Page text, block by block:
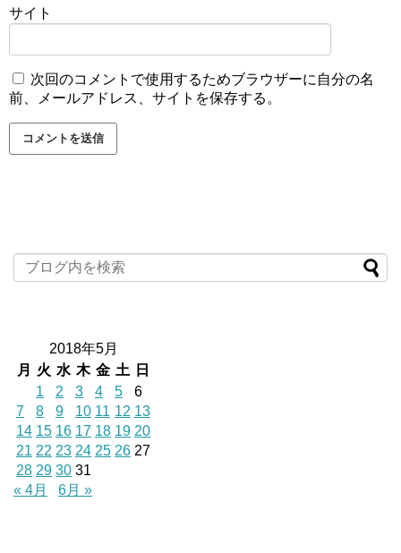
サイト
次回のコメントで使用するためブラウザーに自分の名
前、メールアドレス、サイトを保存する。
2018年5月
月
火 水 木 金 土
日
1
2 3 4 5
6
7
8 9 10 11 12 13
14 15 16 17 18 19 20
21 22 23 24 25 26 27
28 29 30 31
« 4月
6月 »